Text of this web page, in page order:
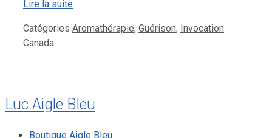
Lire la suite
Catégories Aromathérapie, Guérison, Invocation
Canada
Luc Aigle Bleu
Boutique Aigle Bleu